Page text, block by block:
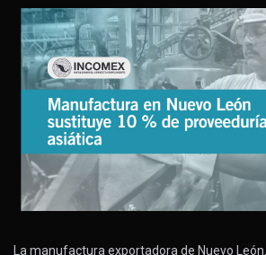
La manufactura exportadora de Nuevo León…